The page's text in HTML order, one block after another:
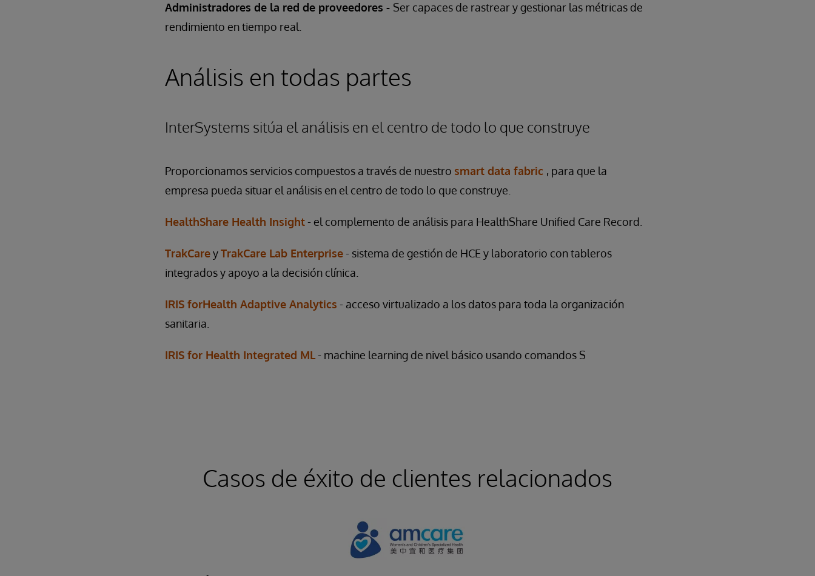
Administradores de la red de proveedores - Ser capaces de rastrear y gestionar las métricas de
rendimiento en tiempo real.
Análisis en todas partes
InterSystems sitúa el análisis en el centro de todo lo que construye
Proporcionamos servicios compuestos a través de nuestro smart data fabric , para que la
empresa pueda situar el análisis en el centro de todo lo que construye.
HealthShare Health Insight- el complemento de análisis para HealthShare Unified Care Record.
TrakCareyTrakCare Lab Enterprise- sistema de gestión de HCE y laboratorio con tableros
integrados y apoyo a la decisión clínica.
IRIS forHealth Adaptive Analytics - acceso virtualizado a los datos para toda la organización
sanitaria.
IRIS for Health Integrated ML- machine learning de nivel básico usando comandos S
Casos de éxito de clientes relacionados